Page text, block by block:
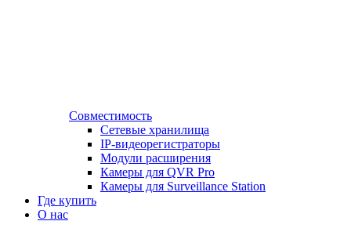
Совместимость
Сетевые хранилища
IP-видеорегистраторы
Модули расширения
Камеры для QVR Pro
Камеры для Surveillance Station
Где купить
О нас